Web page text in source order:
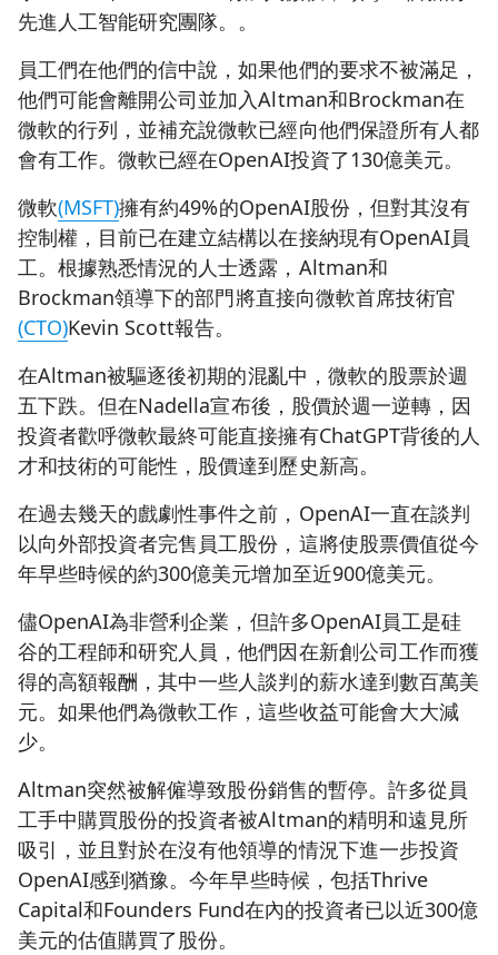
先進人工智能研究團隊。。
員工們在他們的信中說，如果他們的要求不被滿足，
他們可能會離開公司並加入Altman和Brockman在
微軟的行列，並補充說微軟已經向他們保證所有人都
會有工作。微軟已經在OpenAI投資了130億美元。
微軟(MSFT)擁有約49%的OpenAI股份，但對其沒有
控制權，目前已在建立結構以在接納現有OpenAI員
工。根據熟悉情況的人士透露，Altman和
Brockman領導下的部門將直接向微軟首席技術官
(CTO)Kevin Scott報告。
在Altman被驅逐後初期的混亂中，微軟的股票於週
五下跌。但在Nadella宣布後，股價於週一逆轉，因
投資者歡呼微軟最終可能直接擁有ChatGPT背後的人
才和技術的可能性，股價達到歷史新高。
在過去幾天的戲劇性事件之前，OpenAI一直在談判
以向外部投資者完售員工股份，這將使股票價值從今
年早些時候的約300億美元增加至近900億美元。
儘OpenAI為非營利企業，但許多OpenAI員工是硅
谷的工程師和研究人員，他們因在新創公司工作而獲
得的高額報酬，其中一些人談判的薪水達到數百萬美
元。如果他們為微軟工作，這些收益可能會大大減
少。
Altman突然被解僱導致股份銷售的暫停。許多從員
工手中購買股份的投資者被Altman的精明和遠見所
吸引，並且對於在沒有他領導的情況下進一步投資
OpenAI感到猶豫。今年早些時候，包括Thrive
Capital和Founders Fund在內的投資者已以近300億
美元的估值購買了股份。